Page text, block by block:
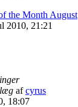
the Month August
2010, 21:21
afcyrus
18:07